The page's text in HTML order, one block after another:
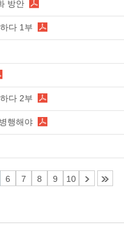
방안
다 1부
다 2부
행해야
6 7 8 9 10